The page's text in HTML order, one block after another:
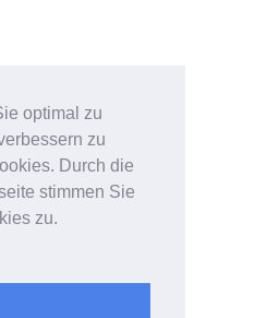
optimal zu
zu
Durch die
stimmen Sie
zu.